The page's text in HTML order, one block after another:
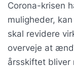
Corona-krisen
muligheder,
skal revidere
overveje at
årsskiftet bliver